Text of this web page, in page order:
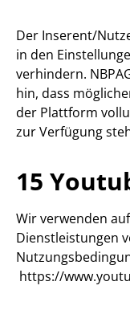
Der Inserent/
in den
verhindern.
hin, dass
der Plattform
zur Verfügung
15
Wir verwenden
Dienstleistungen
https://